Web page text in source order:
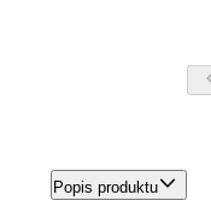
Popis produktu